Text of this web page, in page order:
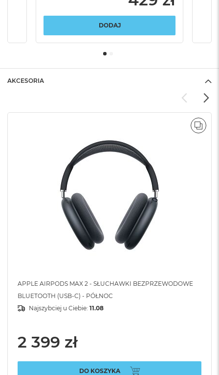
DODAJ
AKCESORIA
APPLE AIRPODS MAX 2 - SŁUCHAWKI BEZPRZEWODOWE
BLUETOOTH (USB-C) - PÓŁNOC
Najszybciej u Ciebie: 11.08
2 399 zł
DO KOSZYKA